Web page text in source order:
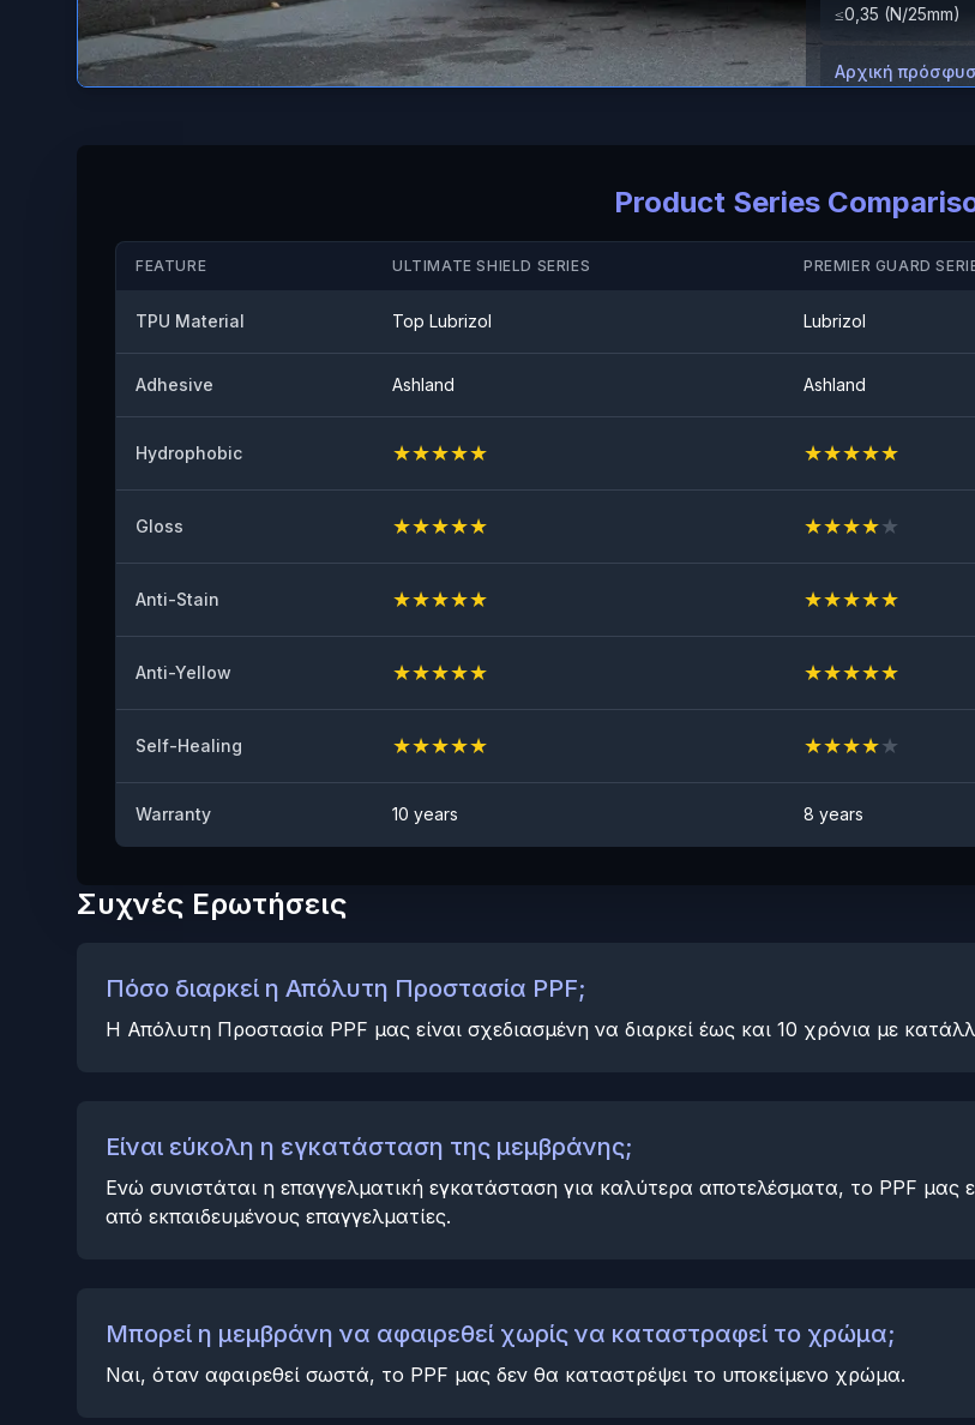
≤0,35 (N/25mm)
Αρχική
ΕΠΙΤΥΧΙΑ
Product Series
FEATURE ULTIMATE SHIELD SERIES PREMIER GUARD
TPU Material Top Lubrizol Lubrizol
Adhesive Ashland Ashland
Hydrophobic ★★★★★ ★★★★★
Gloss ★★★★★ ★★★★★
Anti-Stain ★★★★★ ★★★★★
Anti-Yellow ★★★★★ ★★★★★
Self-Healing ★★★★★ ★★★★★
Warranty 10 years 8 years
Συχνές Ερωτήσεις
Πόσο διαρκεί η Απόλυτη Προστασία PPF;
Η Απόλυτη Προστασία PPF μας είναι σχεδιασμένη να διαρκεί έως και 10 χρόνια με
Είναι εύκολη η εγκατάσταση της μεμβράνης;
Ενώ συνιστάται η επαγγελματική εγκατάσταση για καλύτερα αποτελέσματα, το PPF μας
από εκπαιδευμένους επαγγελματίες.
Μπορεί η μεμβράνη να αφαιρεθεί χωρίς να καταστραφεί το χρώμα;
Ναι, όταν αφαιρεθεί σωστά, το PPF μας δεν θα καταστρέψει το υποκείμενο χρώμα.